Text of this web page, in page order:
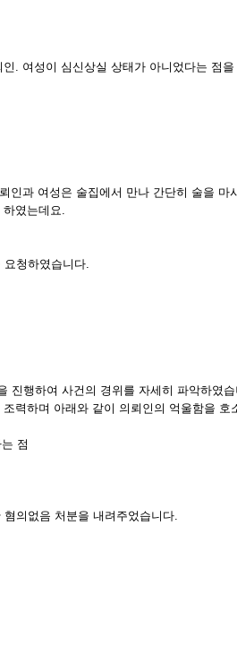
. 여성이 심신상실 상태가 아니었다는 점을
과 여성은 술집에서 만나 간단히 술을
였는데요.
청하였습니다.
행하여 사건의 경위를 자세히 파악하였
력하며 아래와 같이 의뢰인의 억울함을 호
점
의없음 처분을 내려주었습니다.